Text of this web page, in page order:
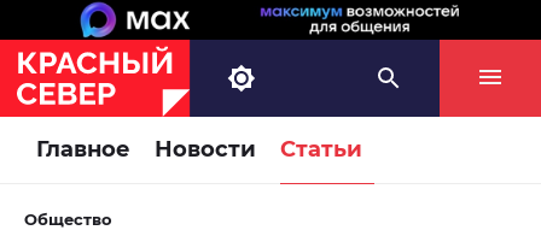
Главное Новости Статьи
Общество